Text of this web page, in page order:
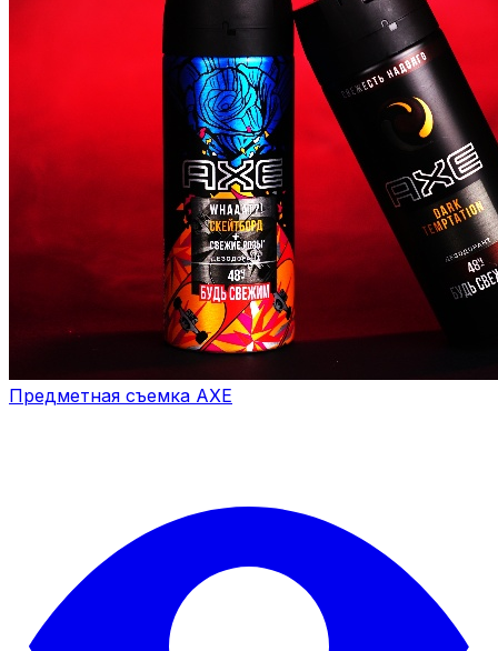
Предметная съемка AXE